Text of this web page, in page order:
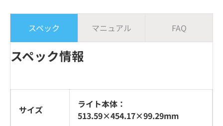
スペック マニュアル FAQ
スペック情報
サイズ
ライト本体：
513.59×454.17×99.29mm